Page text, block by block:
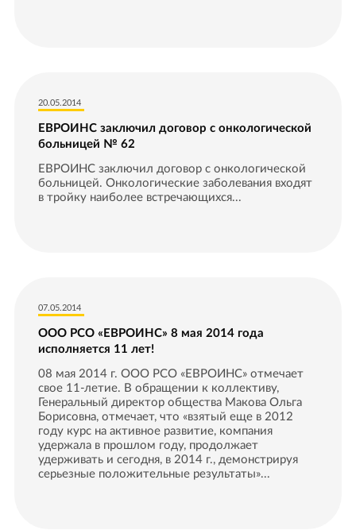
20.05.2014
ЕВРОИНС заключил договор с онкологической
больницей № 62
ЕВРОИНС заключил договор с онкологической
больницей. Онкологические заболевания входят
в тройку наиболее встречающихся...
07.05.2014
ООО РСО «ЕВРОИНС» 8 мая 2014 года
исполняется 11 лет!
08 мая 2014 г. ООО РСО «ЕВРОИНС» отмечает
свое 11-летие. В обращении к коллективу,
Генеральный директор общества Макова Ольга
Борисовна, отмечает, что «взятый еще в 2012
году курс на активное развитие, компания
удержала в прошлом году, продолжает
удерживать и сегодня, в 2014 г., демонстрируя
серьезные положительные результаты»...